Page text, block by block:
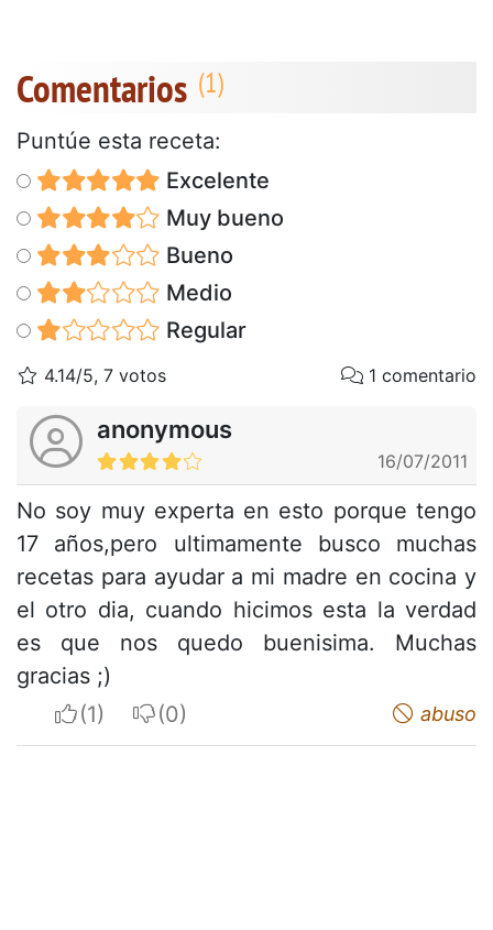
Comentarios
Puntúe esta receta:
Excelente
Muy bueno
Bueno
Medio
Regular
4.14/5, 7 votos 1 comentario
anonymous
16/07/2011
No soy muy experta en esto porque tengo
17 años,pero ultimamente busco muchas
recetas para ayudar a mi madre en cocina y
el otro dia, cuando hicimos esta la verdad
es que nos quedo buenisima. Muchas
gracias ;)
I apreciateI do not appreciate abuso